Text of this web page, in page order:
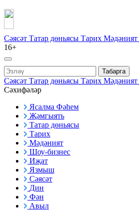
Сәясәт Татар дөньясы Тарих Мәдәният
16+
Табарга
Сәясәт Татар дөньясы Тарих Мәдәният
Сәхифәләр
Ясалма Фәһем
Җәмгыять
Татар дөньясы
Тарих
Мәдәният
Шоу-бизнес
Иҗат
Язмыш
Сәясәт
Дин
Фән
Авыл